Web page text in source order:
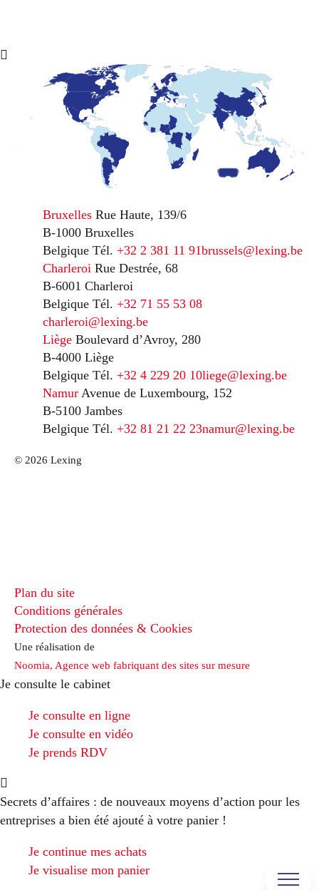
Bruxelles Rue Haute, 139/6
B-1000 Bruxelles
Belgique Tél. +32 2 381 11 91brussels@lexing.be
Charleroi Rue Destrée, 68
B-6001 Charleroi
Belgique Tél. +32 71 55 53 08
charleroi@lexing.be
Liège Boulevard d’Avroy, 280
B-4000 Liège
Belgique Tél. +32 4 229 20 10liege@lexing.be
Namur Avenue de Luxembourg, 152
B-5100 Jambes
Belgique Tél. +32 81 21 22 23namur@lexing.be
© 2026 Lexing
Plan du site
Conditions générales
Protection des données & Cookies
Une réalisation de
Noomia, Agence web fabriquant des sites sur mesure
Je consulte le cabinet
Je consulte en ligne
Je consulte en vidéo
Je prends RDV
Secrets d’affaires : de nouveaux moyens d’action pour les
entreprises a bien été ajouté à votre panier !
Je continue mes achats
Je visualise mon panier